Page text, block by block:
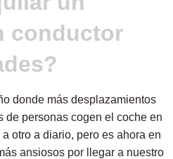
conductor
donde más desplazamientos
de personas cogen el coche en
otro a diario, pero es ahora en
ansiosos por llegar a nuestro